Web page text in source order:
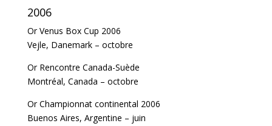
2006
Or Venus Box Cup 2006
Vejle, Danemark – octobre
Or Rencontre Canada-Suède
Montréal, Canada – octobre
Or Championnat continental 2006
Buenos Aires, Argentine – juin